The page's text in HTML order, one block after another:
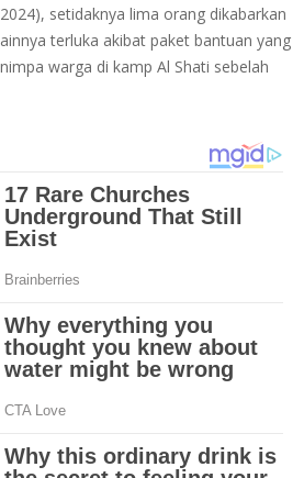
setidaknya lima orang dikabarkan
terluka akibat paket bantuan yang
warga di kamp Al Shati sebelah